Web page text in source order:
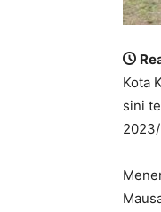
Kota
sini